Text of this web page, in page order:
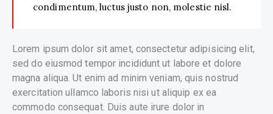
condimentum, luctus justo non, molestie nisl.
Lorem ipsum dolor sit amet, consectetur adipisicing elit,
sed do eiusmod tempor incididunt ut labore et dolore
magna aliqua. Ut enim ad minim veniam, quis nostrud
exercitation ullamco laboris nisi ut aliquip ex ea
commodo consequat. Duis aute irure dolor in